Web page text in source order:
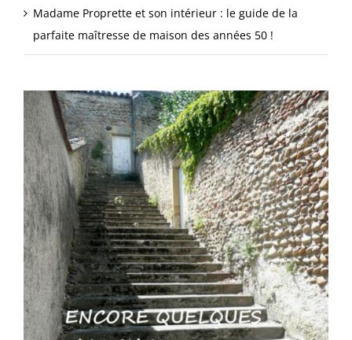
Madame Proprette et son intérieur : le guide de la
parfaite maîtresse de maison des années 50 !